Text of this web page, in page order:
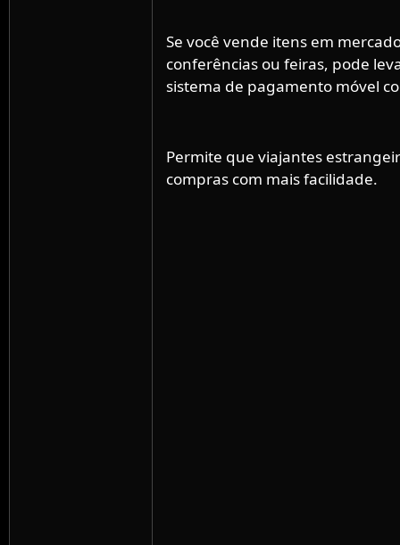
Se você vende itens em
conferências ou feiras, pode
sistema de pagamento móvel
Permite que viajantes
compras com mais facilidade.